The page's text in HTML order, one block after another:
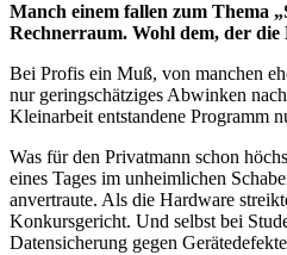
Manch einem fallen zum Thema
Rechnerraum. Wohl dem, der die
Bei Profis ein Muß, von manchen
nur geringschätziges Abwinken
Kleinarbeit entstandene Programm
Was für den Privatmann schon
eines Tages im unheimlichen
anvertraute. Als die Hardware
Konkursgericht. Und selbst bei
Datensicherung gegen